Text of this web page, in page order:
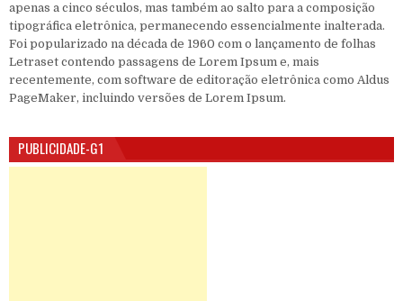
apenas a cinco séculos, mas também ao salto para a composição
tipográfica eletrônica, permanecendo essencialmente inalterada.
Foi popularizado na década de 1960 com o lançamento de folhas
Letraset contendo passagens de Lorem Ipsum e, mais
recentemente, com software de editoração eletrônica como Aldus
PageMaker, incluindo versões de Lorem Ipsum.
PUBLICIDADE-G1